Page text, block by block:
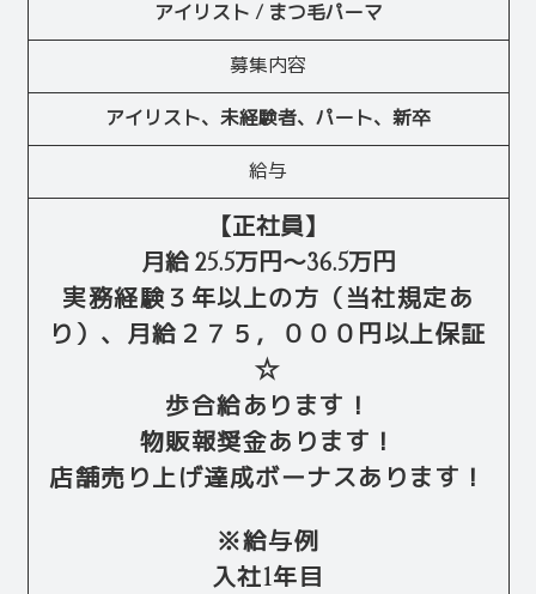
アイリスト / まつ毛パーマ
募集内容
アイリスト、未経験者、パート、新卒
給与
【正社員】
月給 25.5万円〜36.5万円
実務経験３年以上の方（当社規定あ
り）、月給２７５，０００円以上保証
☆
歩合給あります！
物販報奨金あります！
店舗売り上げ達成ボーナスあります！
※給与例
入社1年目